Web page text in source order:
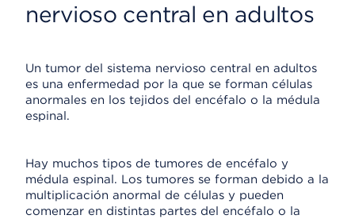
nervioso central en adultos
Un tumor del sistema nervioso central en adultos
es una enfermedad por la que se forman células
anormales en los tejidos del encéfalo o la médula
espinal.
Hay muchos tipos de tumores de encéfalo y
médula espinal. Los tumores se forman debido a la
multiplicación anormal de células y pueden
comenzar en distintas partes del encéfalo o la